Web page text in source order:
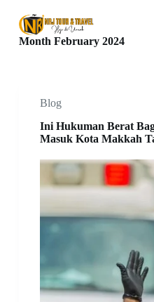
k
Month February 2024
Blog
Ini Hukuman Berat
Masuk Kota Makkah